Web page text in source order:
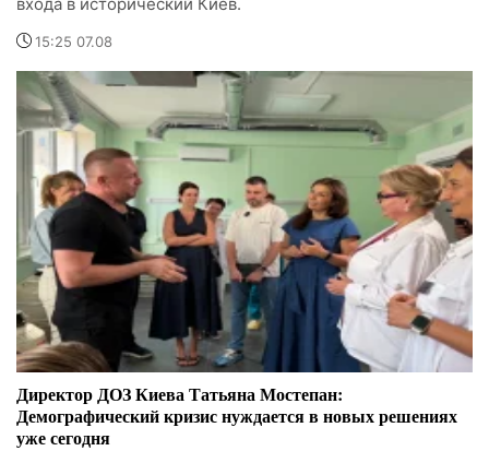
15:25 07.08
Директор ДОЗ Киева Татьяна Мостепан:
Демографический кризис нуждается в новых решениях
уже сегодня